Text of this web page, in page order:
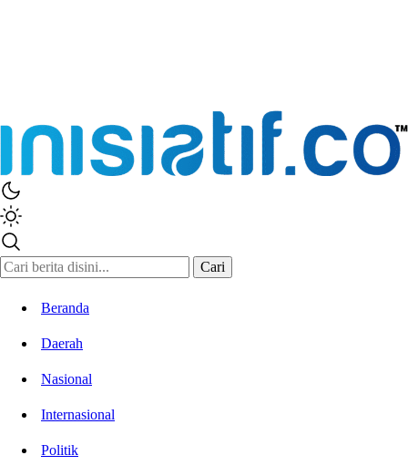
Inisiatif.co
Stay Connected Stay Informed
Cari
Beranda
Daerah
Nasional
Internasional
Politik